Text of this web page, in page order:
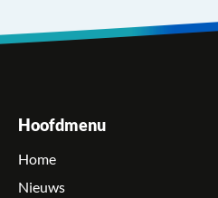
Hoofdmenu
Home
Nieuws